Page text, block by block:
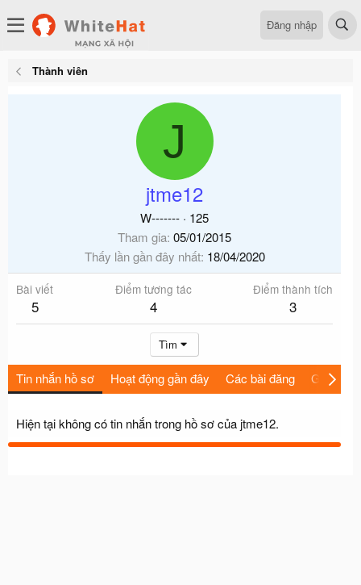
Đăng nhập
Thành viên
J
jtme12
W------- · 125
Tham gia 05/01/2015
Thấy lần gần đây nhất 18/04/2020
Bài viết
5
Điểm tương tác
4
Điểm thành tích
3
Tìm
Tin nhắn hồ sơ Hoạt động gần đây Các bài đăng Giới thiệu
Hiện tại không có tin nhắn trong hồ sơ của jtme12.